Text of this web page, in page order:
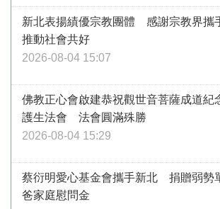
新北表揚績優宗教團體 感謝宗教界攜
推動社會共好
2026-08-04 15:07
佛教正心會啟建恭祝觀世音菩薩成道紀
護生法會 法會圓滿殊勝
2026-08-04 15:29
蔡衍明愛心基金會攜手新北 捐贈弱勢
爸家庭慰問金